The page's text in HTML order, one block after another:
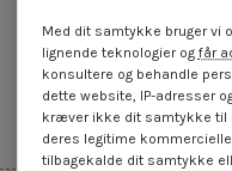
Det
Med dit samtykke bruger vi
lignende teknologier ogfår
konsultere og behandle
dette website, IP-adresser
kræver ikke dit samtykke til
deres legitime
tilbagekalde dit samtykke